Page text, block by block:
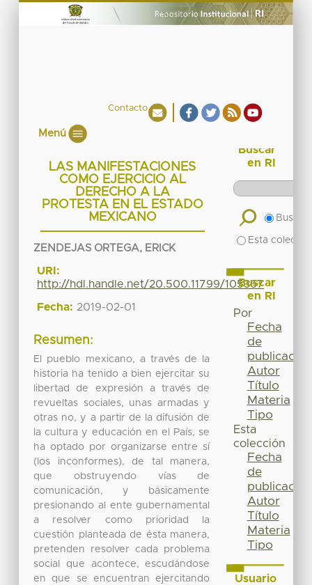
Contacto
Menú
LAS MANIFESTACIONES
COMO EJERCICIO AL
DERECHO A LA
PROTESTA EN EL ESTADO
MEXICANO
ZENDEJAS ORTEGA, ERICK
URI:
http://hdl.handle.net/20.500.11799/105367
Fecha: 2019-02-01
Resumen:
El pueblo mexicano, a través de la
historia ha tenido a bien ejercitar su
libertad de expresión a través de
revueltas sociales, unas armadas y
otras no, y a partir de la difusión de
la cultura y educación en el País, se
ha optado por organizarse entre sí
(los inconformes), de tal manera,
que obstruyendo vías de
comunicación, y básicamente
presionando al ente gubernamental
a resolver como prioridad la
cuestión planteada de ésta manera,
pretenden resolver cada problema
social que acontece, escudándose
en que se encuentran ejercitando
Buscar
en RI
Buscar
Esta
Buscar
en RI
Por
Fecha
de
publicación
Autor
Título
Materia
Tipo
Esta
colección
Fecha
de
publicación
Autor
Título
Materia
Tipo
Usuario